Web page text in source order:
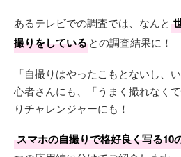
あるテレビでの調査では、なんと
撮りをしているとの調査結果に！
「自撮りはやったこもとないし、
心者さんにも、「うまく撮れなく
りチャレンジャーにも！
スマホの自撮りで格好良く写る10